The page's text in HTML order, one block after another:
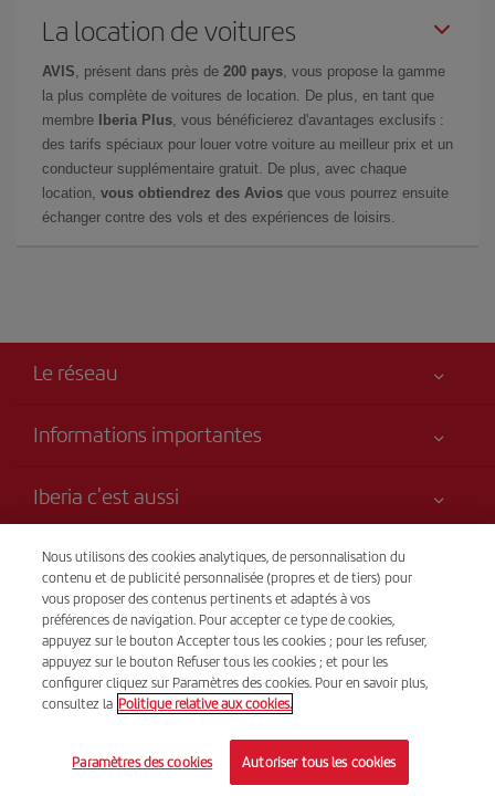
La location de voitures
AVIS, présent dans près de 200 pays, vous propose la gamme
la plus complète de voitures de location. De plus, en tant que
membre
Iberia Plus, vous bénéficierez d'avantages exclusifs :
des tarifs spéciaux pour louer votre voiture au meilleur prix et un
conducteur supplémentaire gratuit. De plus, avec chaque
location, vous obtiendrez des Avios que vous pourrez ensuite
échanger contre des vols et des expériences de loisirs.
Le réseau
Informations importantes
Accessibilité
Plan du site
Durabilité
Iberia c'est aussi
Groupe Iberia
Actionnaires et investisseurs
Nos alliances
British Airways
Transparence
Avis légal
Conditions de transport
Droits du passager
Conditions générales du programme Iberia Club
Politique de protection des données personnelles
Vente par téléphone
+221 818 04 50 50
De 9 h à 18 h Lu-Ve français, espagnol, anglais, wolof (24 h/24
espagnol/anglais)
© Iberia 2026
Nous utilisons des cookies analytiques, de personnalisation du
contenu et de publicité personnalisée (propres et de tiers) pour
vous proposer des contenus pertinents et adaptés à vos
préférences de navigation. Pour accepter ce type de cookies,
appuyez sur le bouton Accepter tous les cookies ; pour les refuser,
appuyez sur le bouton Refuser tous les cookies ; et pour les
configurer cliquez sur Paramètres des cookies. Pour en savoir plus,
consultez la Politique relative aux cookies.
Paramètres des cookies Autoriser tous les cookies